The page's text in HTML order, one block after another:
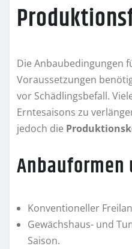
Die Anbaubedingungen
Voraussetzungen
vor Schädlingsbefall.
Erntesaisons zu
jedoch die
Anbauformen
Konventioneller
Gewächshaus- und
Saison.